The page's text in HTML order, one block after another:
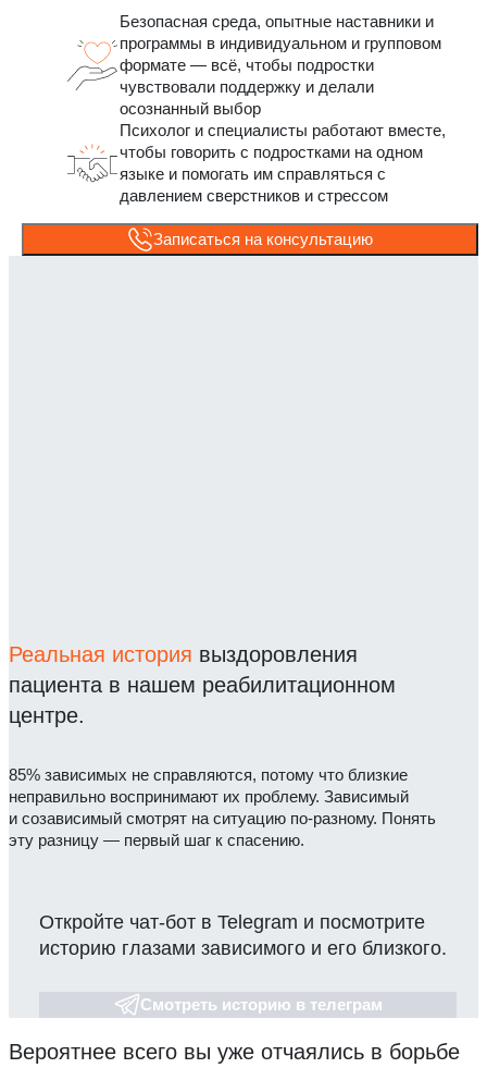
Безопасная среда, опытные наставники и
программы в индивидуальном и групповом
формате — всё, чтобы подростки
чувствовали поддержку и делали
осознанный выбор
Психолог и специалисты работают вместе,
чтобы говорить с подростками на одном
языке и помогать им справляться с
давлением сверстников и стрессом
Записаться на консультацию
Реальная история выздоровления
пациента в нашем реабилитационном
центре.
85% зависимых не справляются, потому что близкие
неправильно воспринимают их проблему. Зависимый
и созависимый смотрят на ситуацию по-разному. Понять
эту разницу — первый шаг к спасению.
Откройте чат-бот в Telegram и посмотрите
историю глазами зависимого и его близкого.
Смотреть историю в телеграм
Вероятнее всего вы уже отчаялись в борьбе